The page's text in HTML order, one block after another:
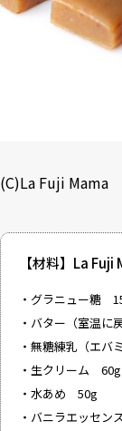
(C)La Fuji Mama
【材料】 La Fuji
・グラニュー糖
・バター（室温に
・無糖練乳（エ
・生クリーム 60g
・水あめ 50g
・バニラエッセ